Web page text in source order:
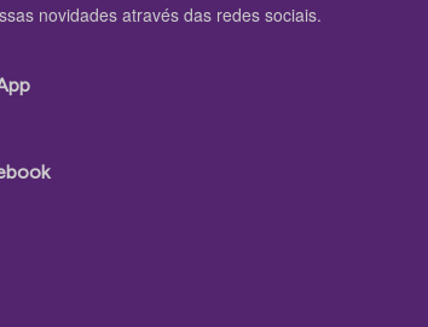
novidades através das redes sociais.